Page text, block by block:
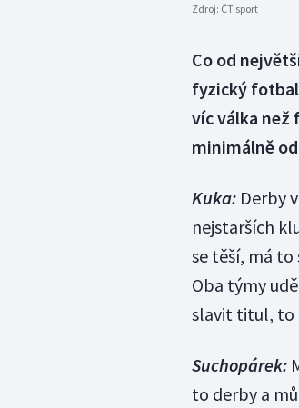
Zdroj: ČT sport
Co od
fyzický
víc válka než
minimálně
Kuka:Derby
nejstarších
se těší, má to
Oba týmy
slavit titul, to
Suchopárek:
to derby a